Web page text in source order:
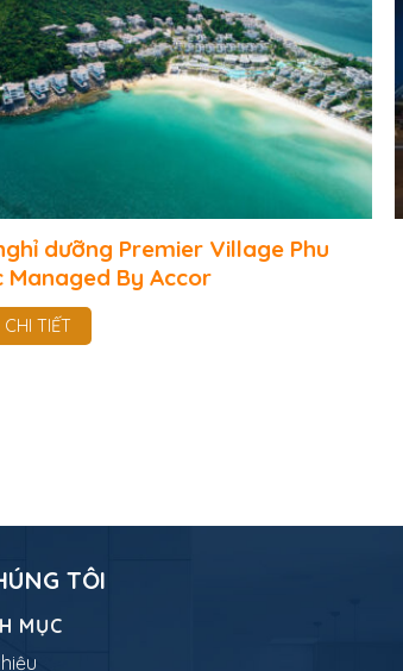
dưỡng Premier Village Phu
Managed By Accor
CHI TIẾT
TÔI
MỤC